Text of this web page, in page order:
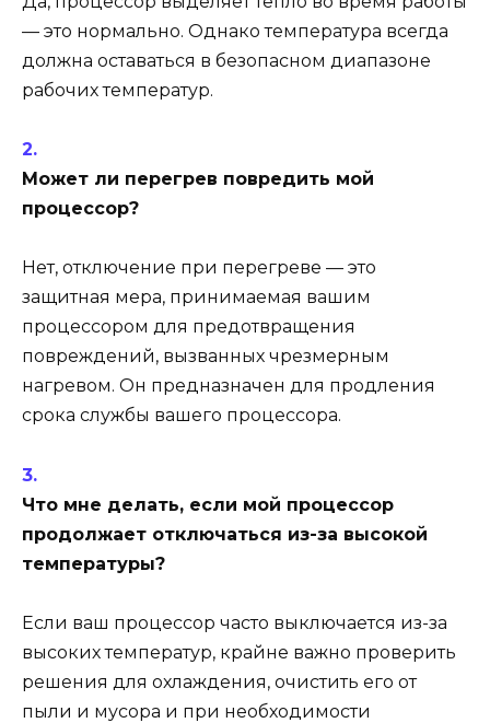
— это нормально. Однако температура всегда
должна оставаться в безопасном диапазоне
рабочих температур.
Может ли перегрев повредить мой
процессор?
Нет, отключение при перегреве — это
защитная мера, принимаемая вашим
процессором для предотвращения
повреждений, вызванных чрезмерным
нагревом. Он предназначен для продления
срока службы вашего процессора.
Что мне делать, если мой процессор
продолжает отключаться из-за высокой
температуры?
Если ваш процессор часто выключается из-за
высоких температур, крайне важно проверить
решения для охлаждения, очистить его от
пыли и мусора и при необходимости